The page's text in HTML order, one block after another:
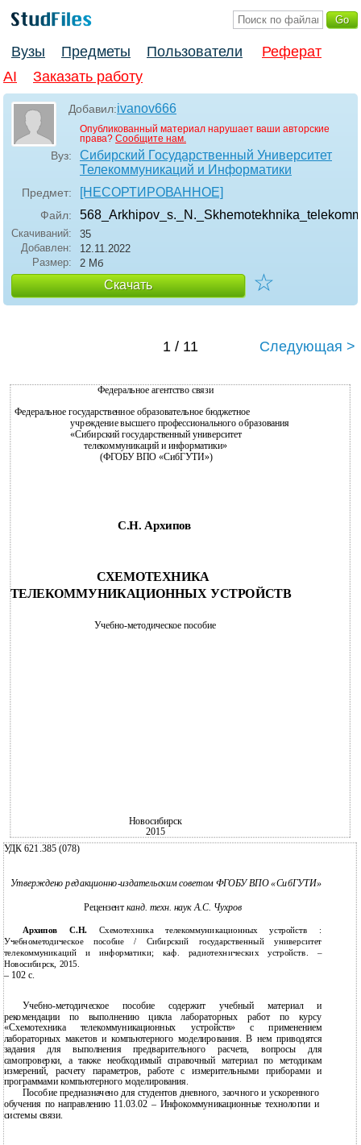
Вузы Предметы Пользователи
Реферат
AI
Заказать работу
Добавил:ivanov666
Опубликованный материал нарушает ваши авторские
права? Сообщите нам.
Вуз:
Сибирский Государственный Университет
Телекоммуникаций и Информатики
Предмет: [НЕСОРТИРОВАННОЕ]
Файл:
Скачиваний:
35
Добавлен:
12.11.2022
Размер:
2 Мб
Скачать ☆
1 / 11 Следующая >
Федеральное агентство связи
Федеральное государственное образовательное бюджетное
учреждение высшего профессионального образования
«Сибирский государственный университет
телекоммуникаций и информатики»
(ФГОБУ ВПО «СибГУТИ»)
С.Н. Архипов
СХЕМОТЕХНИКА
ТЕЛЕКОММУНИКАЦИОННЫХ УСТРОЙСТВ
Учебно-методическое пособие
Новосибирск
2015
УДК 621.385 (078)
Утверждено редакционно-издательским советом ФГОБУ ВПО «СибГУТИ»
Рецензент канд. техн. наук А.С. Чухров
Архипов С.Н. Схемотехника телекоммуникационных устройств :
Учебнометодическое пособие / Сибирский государственный университет
телекоммуникаций и информатики; каф. радиотехнических устройств. –
Новосибирск, 2015.
– 102 с.
Учебно-методическое пособие содержит учебный материал и
рекомендации по выполнению цикла лабораторных работ по курсу
«Схемотехника телекоммуникационных устройств» с применением
лабораторных макетов и компьютерного моделирования. В нем приводятся
задания для выполнения предварительного расчета, вопросы для
самопроверки, а также необходимый справочный материал по методикам
измерений, расчету параметров, работе с измерительными приборами и
программами компьютерного моделирования.
Пособие предназначено для студентов дневного, заочного и ускоренного
обучения по направлению 11.03.02 – Инфокоммуникационные технологии и
системы связи.